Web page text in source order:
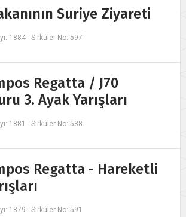
Suriye Ziyareti
1884 - Sirküler No: 597
Regatta / J70
3. Ayak Yarışları
1881 - Sirküler No: 588
Regatta - Hareketli
1879 - Sirküler No: 591